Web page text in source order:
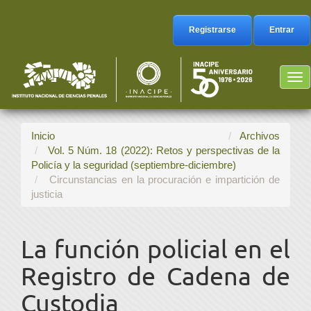
Barra
lateral
Registrarse Entrar
Inicio
Archivos
Vol. 5 Núm. 18 (2022): Retos y perspectivas de la
Policía y la seguridad (septiembre-diciembre)
Circunstancias en la procuración e impartición de
justicia
La función policial en el
Registro de Cadena de
Custodia